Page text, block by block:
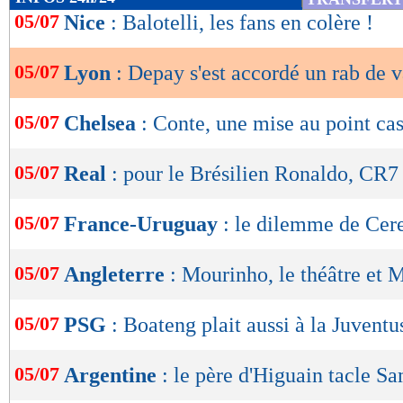
de
OK
05/07 Nice : Balotelli, les fans en colère !
05/07 Lyon : Depay s'est accordé un rab de
05/07 Chelsea : Conte, une mise au point
05/07 Real : pour le Brésilien Ronaldo, CR7
05/07 France-Uruguay : le dilemme de
05/07 Angleterre : Mourinho, le théâtre et
05/07 PSG : Boateng plait aussi à la
05/07 Argentine : le père d'Higuain tacle